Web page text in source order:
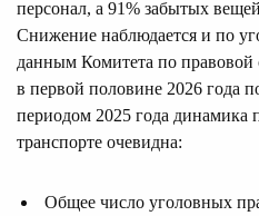
персонал, а 91% забытых
Снижение наблюдается и по
данным Комитета по правовой
в первой половине 2026 года
периодом 2025 года динамика
транспорте очевидна:
Общее число уголовных